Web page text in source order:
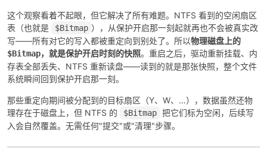
这个观察看着不起眼，但它解决了所有难题。NTFS 看到的空闲扇区
表（也就是
$Bitmap ），从保护开启那一刻起就再也不会被真实改
写——所有对它的写入都被重定向到别处了。所以物理磁盘上的
$Bitmap，就是保护开启时刻的快照。重启之后，驱动重新挂载、内
存表全部丢失、NTFS 重新读盘——读到的就是那张快照，整个文件
系统瞬间回到保护开启那一刻。
那些重定向期间被分配到的目标扇区（Y、W、…），数据虽然还物
理存在于磁盘上，但 NTFS 的
$Bitmap 把它们标为空闲，后续写
入会自然覆盖。无需任何"提交"或"清理"步骤。